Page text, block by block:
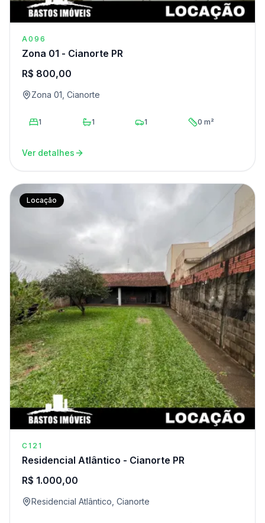
A096
Zona 01 - Cianorte PR
R$ 800,00
Zona 01, Cianorte
1 1 1 0 m²
Ver detalhes
Locação
C121
Residencial Atlântico - Cianorte PR
R$ 1.000,00
Residencial Atlântico, Cianorte